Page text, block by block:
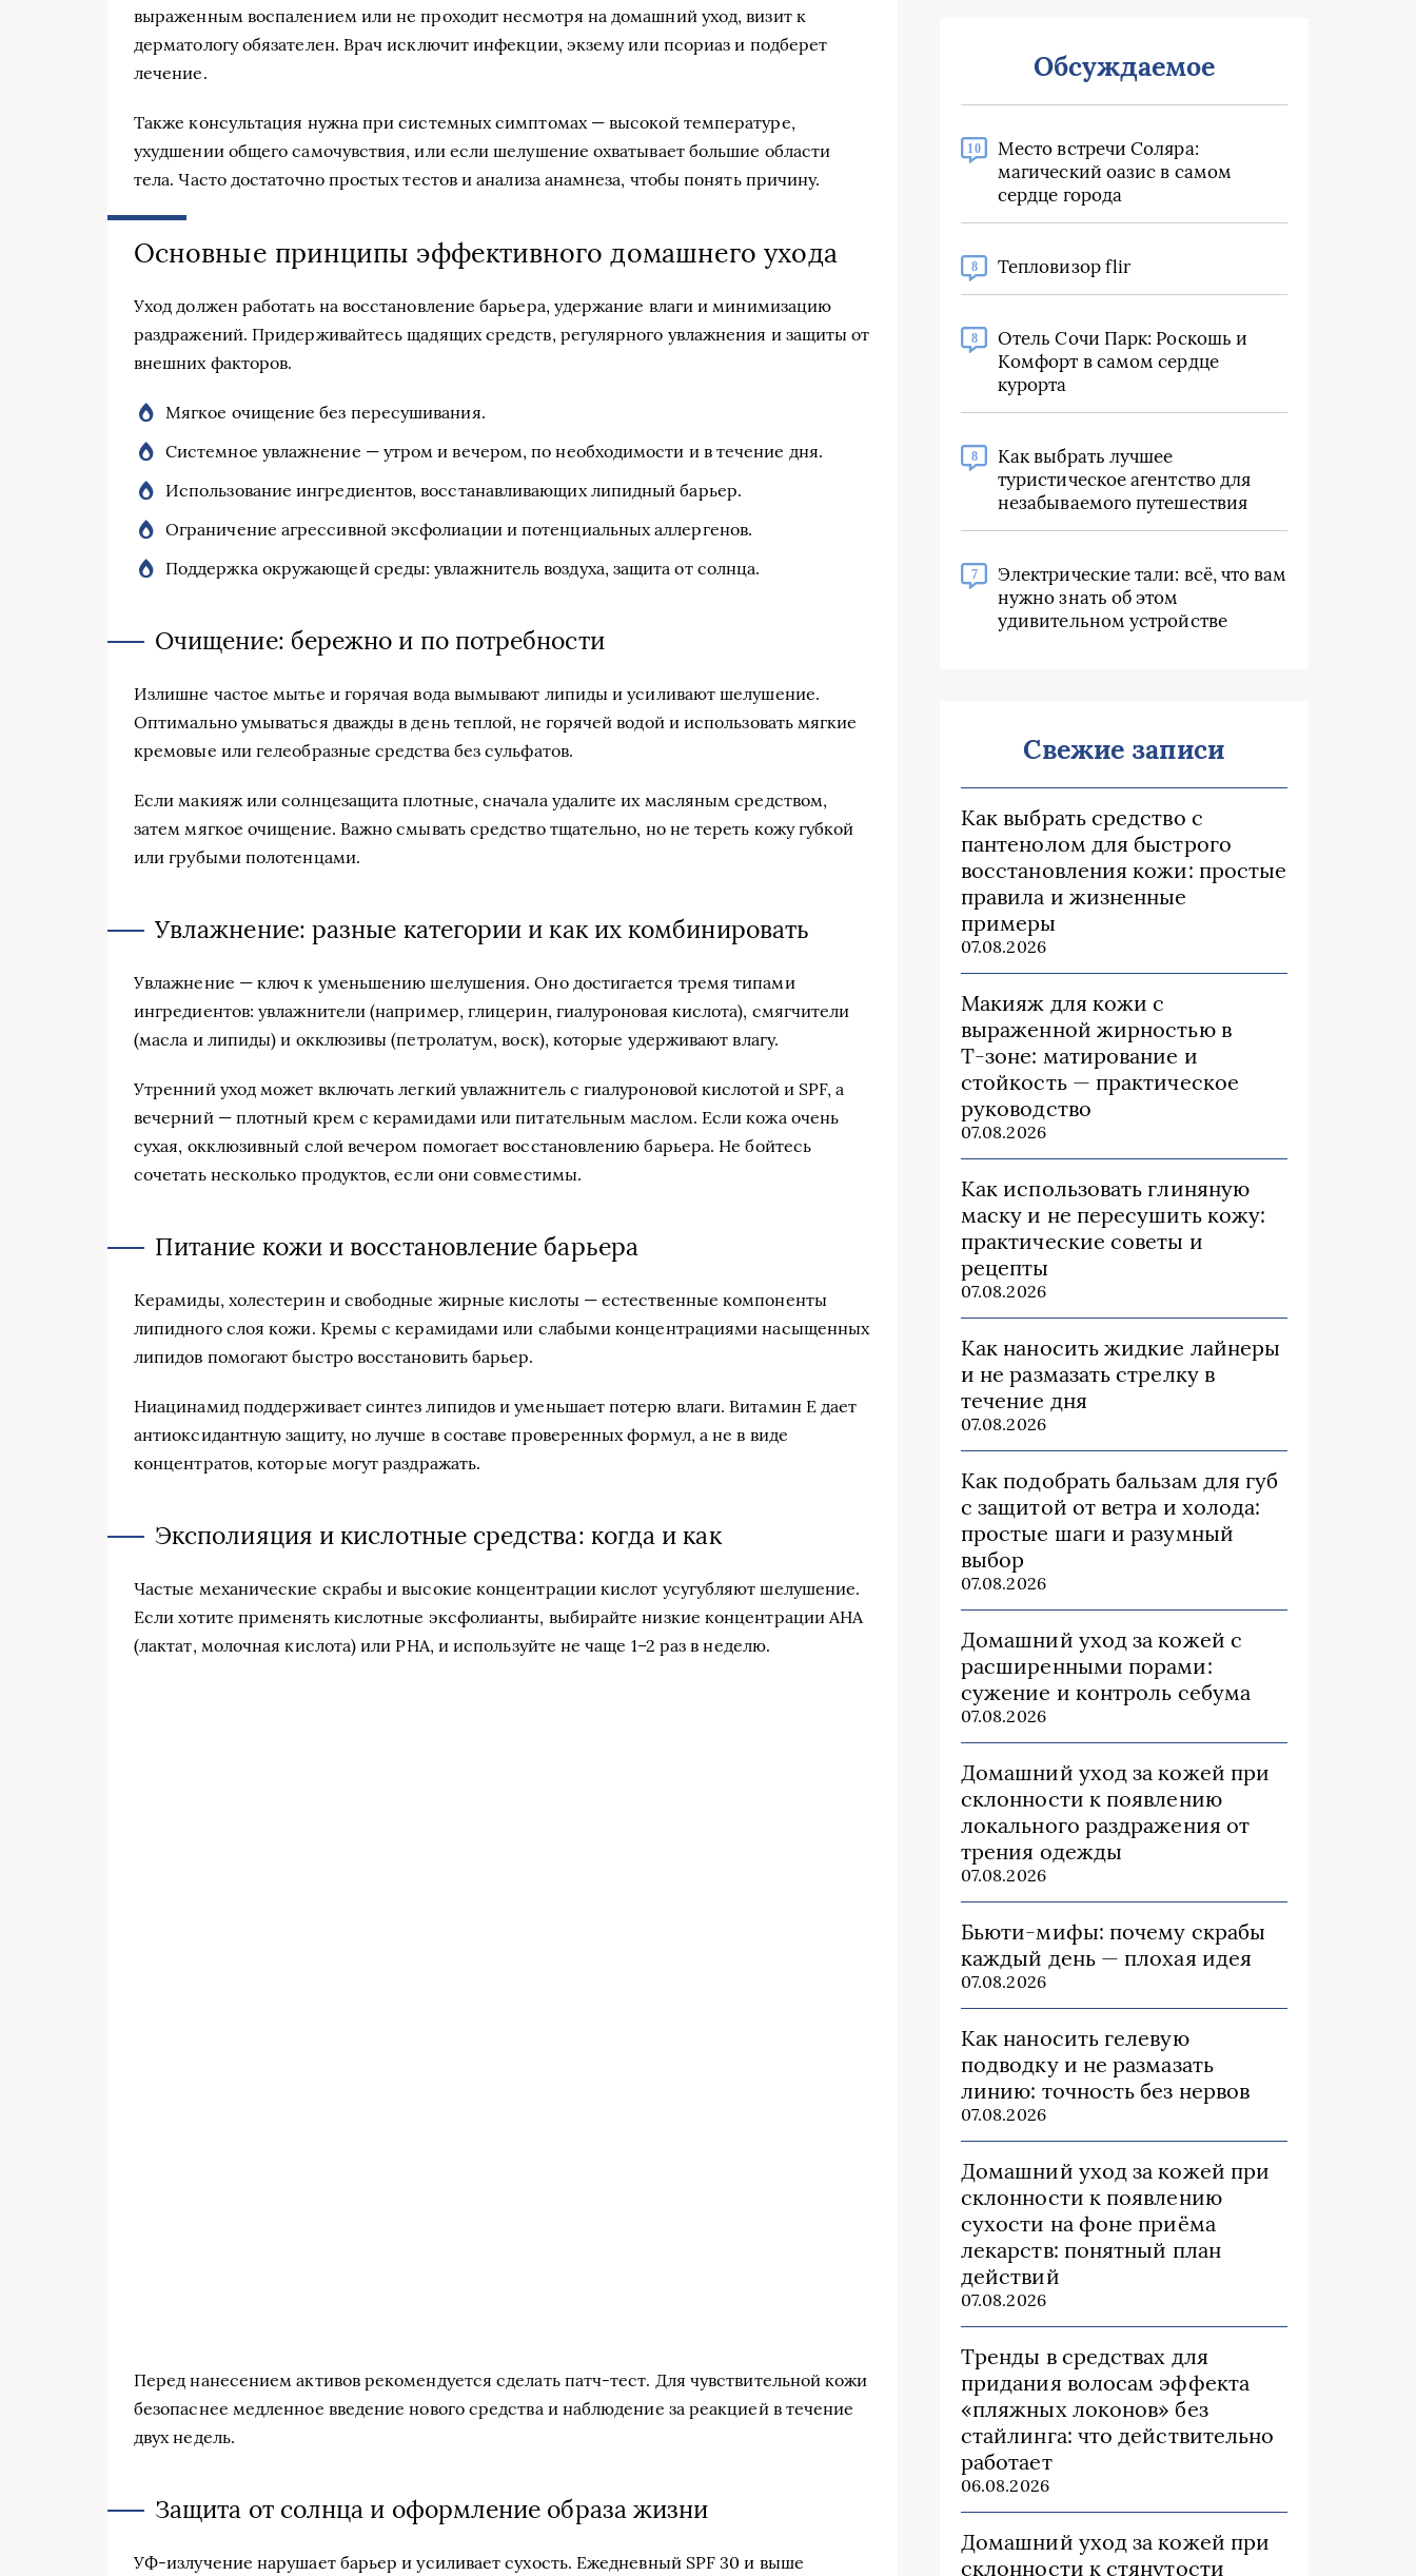
выраженным воспалением или не проходит несмотря на домашний уход, визит к
дерматологу обязателен. Врач исключит инфекции, экзему или псориаз и подберет
лечение.
Также консультация нужна при системных симптомах — высокой температуре,
ухудшении общего самочувствия, или если шелушение охватывает большие области
тела. Часто достаточно простых тестов и анализа анамнеза, чтобы понять причину.
Основные принципы эффективного домашнего ухода
Уход должен работать на восстановление барьера, удержание влаги и минимизацию
раздражений. Придерживайтесь щадящих средств, регулярного увлажнения и защиты от
внешних факторов.
Мягкое очищение без пересушивания.
Системное увлажнение — утром и вечером, по необходимости и в течение дня.
Использование ингредиентов, восстанавливающих липидный барьер.
Ограничение агрессивной эксфолиации и потенциальных аллергенов.
Поддержка окружающей среды: увлажнитель воздуха, защита от солнца.
Очищение: бережно и по потребности
Излишне частое мытье и горячая вода вымывают липиды и усиливают шелушение.
Оптимально умываться дважды в день теплой, не горячей водой и использовать мягкие
кремовые или гелеобразные средства без сульфатов.
Если макияж или солнцезащита плотные, сначала удалите их масляным средством,
затем мягкое очищение. Важно смывать средство тщательно, но не тереть кожу губкой
или грубыми полотенцами.
Увлажнение: разные категории и как их комбинировать
Увлажнение — ключ к уменьшению шелушения. Оно достигается тремя типами
ингредиентов: увлажнители (например, глицерин, гиалуроновая кислота), смягчители
(масла и липиды) и окклюзивы (петролатум, воск), которые удерживают влагу.
Утренний уход может включать легкий увлажнитель с гиалуроновой кислотой и SPF, а
вечерний — плотный крем с керамидами или питательным маслом. Если кожа очень
сухая, окклюзивный слой вечером помогает восстановлению барьера. Не бойтесь
сочетать несколько продуктов, если они совместимы.
Питание кожи и восстановление барьера
Керамиды, холестерин и свободные жирные кислоты — естественные компоненты
липидного слоя кожи. Кремы с керамидами или слабыми концентрациями насыщенных
липидов помогают быстро восстановить барьер.
Ниацинамид поддерживает синтез липидов и уменьшает потерю влаги. Витамин E дает
антиоксидантную защиту, но лучше в составе проверенных формул, а не в виде
концентратов, которые могут раздражать.
Эксполияция и кислотные средства: когда и как
Частые механические скрабы и высокие концентрации кислот усугубляют шелушение.
Если хотите применять кислотные эксфолианты, выбирайте низкие концентрации AHA
(лактат, молочная кислота) или PHA, и используйте не чаще 1–2 раз в неделю.
Перед нанесением активов рекомендуется сделать патч-тест. Для чувствительной кожи
безопаснее медленное введение нового средства и наблюдение за реакцией в течение
двух недель.
Защита от солнца и оформление образа жизни
УФ-излучение нарушает барьер и усиливает сухость. Ежедневный SPF 30 и выше
Обсуждаемое
10
Место встречи Соляра:
магический оазис в самом
сердце города
8 Тепловизор flir
8
Отель Сочи Парк: Роскошь и
Комфорт в самом сердце
курорта
8
Как выбрать лучшее
туристическое агентство для
незабываемого путешествия
7
Электрические тали: всё, что вам
нужно знать об этом
удивительном устройстве
Свежие записи
Как выбрать средство с
пантенолом для быстрого
восстановления кожи: простые
правила и жизненные
примеры
07.08.2026
Макияж для кожи с
выраженной жирностью в
Т‑зоне: матирование и
стойкость — практическое
руководство
07.08.2026
Как использовать глиняную
маску и не пересушить кожу:
практические советы и
рецепты
07.08.2026
Как наносить жидкие лайнеры
и не размазать стрелку в
течение дня
07.08.2026
Как подобрать бальзам для губ
с защитой от ветра и холода:
простые шаги и разумный
выбор
07.08.2026
Домашний уход за кожей с
расширенными порами:
сужение и контроль себума
07.08.2026
Домашний уход за кожей при
склонности к появлению
локального раздражения от
трения одежды
07.08.2026
Бьюти‑мифы: почему скрабы
каждый день — плохая идея
07.08.2026
Как наносить гелевую
подводку и не размазать
линию: точность без нервов
07.08.2026
Домашний уход за кожей при
склонности к появлению
сухости на фоне приёма
лекарств: понятный план
действий
07.08.2026
Тренды в средствах для
придания волосам эффекта
«пляжных локонов» без
стайлинга: что действительно
работает
06.08.2026
Домашний уход за кожей при
склонности к стянутости